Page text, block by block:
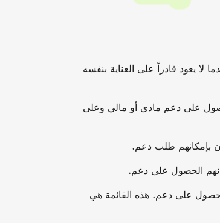
يعود قادراً على العناية بنفسه
على دعم مادي أو مالي وعلى
بإمكانهم طلب دعم.
الحصول على دعم.
على دعم. هذه القائمة هي